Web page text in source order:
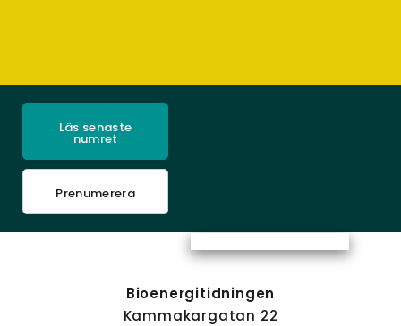
Läs senaste
numret
Prenumerera
Bioenergitidningen
Kammakargatan 22